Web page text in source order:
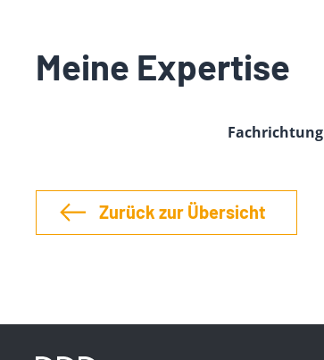
Meine Expertise
Fachrichtung
Zurück zur Übersicht